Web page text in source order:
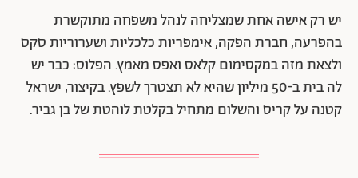
יש רק אישה אחת שמצליחה לנהל משפחה מתוקשרת
בהפרעה, חברת הפקה, אימפריות כלכליות ושערוריות סקס
ולצאת מזה במקסימום קלאס ואפס מאמץ. הפלוס: כבר יש
לה בית ב-50 מיליון שהיא לא תצטרך לשפץ. בקיצור, ישראל
קטנה על קריס והשלום מתחיל בקלטת לוהטת של בן גביר.